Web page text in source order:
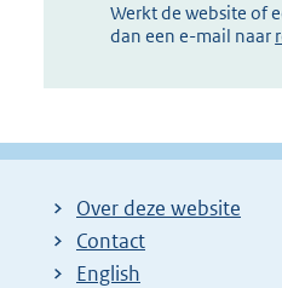
Werkt de website of
dan een e-mail naar
Over deze website
Contact
English